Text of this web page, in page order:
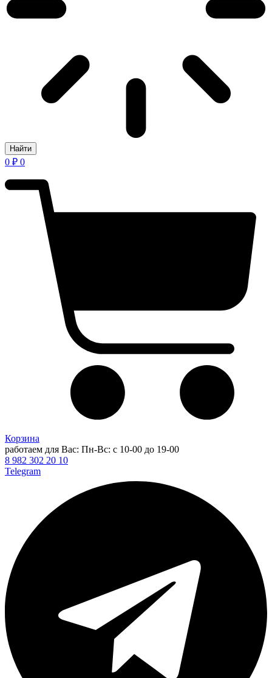
Найти
0 ₽ 0
Корзина
работаем для Вас: Пн-Вс: с 10-00 до 19-00
8 982 302 20 10
Telegram